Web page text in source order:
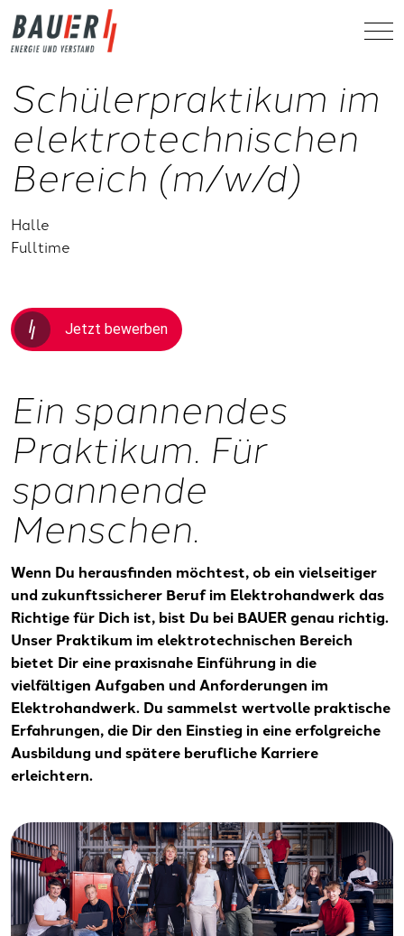
Schülerpraktikum im
elektrotechnischen
Bereich (m/w/d)
Halle
Fulltime
Jetzt bewerben
Ein spannendes
Praktikum. Für
spannende
Menschen.
Wenn Du herausfinden möchtest, ob ein vielseitiger
und zukunftssicherer Beruf im Elektrohandwerk das
Richtige für Dich ist, bist Du bei BAUER genau richtig.
Unser Praktikum im elektrotechnischen Bereich
bietet Dir eine praxisnahe Einführung in die
vielfältigen Aufgaben und Anforderungen im
Elektrohandwerk. Du sammelst wertvolle praktische
Erfahrungen, die Dir den Einstieg in eine erfolgreiche
Ausbildung und spätere berufliche Karriere
erleichtern.